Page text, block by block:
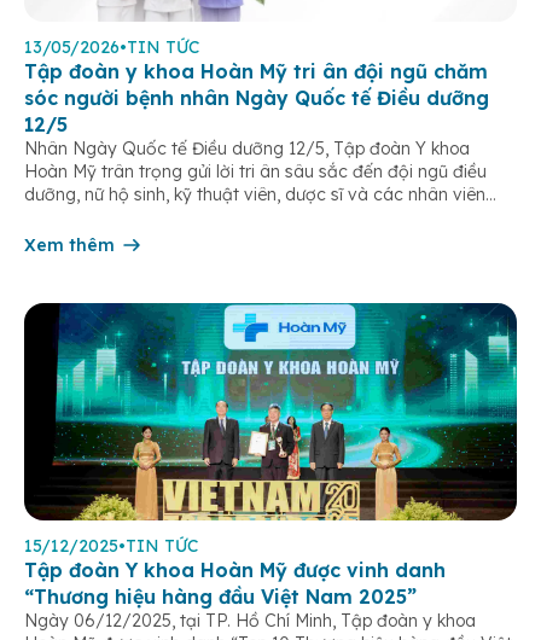
13/05/2026•TIN TỨC
Tập đoàn y khoa Hoàn Mỹ tri ân đội ngũ chăm
sóc người bệnh nhân Ngày Quốc tế Điều dưỡng
12/5
Nhân Ngày Quốc tế Điều dưỡng 12/5, Tập đoàn Y khoa
Hoàn Mỹ trân trọng gửi lời tri ân sâu sắc đến đội ngũ điều
dưỡng, nữ hộ sinh, kỹ thuật viên, dược sĩ và các nhân viên
âm thầm đồng hành trên […]
Xem thêm
15/12/2025•TIN TỨC
Tập đoàn Y khoa Hoàn Mỹ được vinh danh
“Thương hiệu hàng đầu Việt Nam 2025”
Ngày 06/12/2025, tại TP. Hồ Chí Minh, Tập đoàn y khoa